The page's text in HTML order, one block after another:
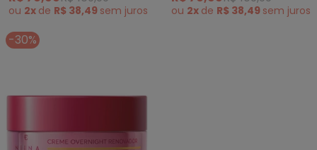
ou 2x de R$ 38,49 sem juros ou 2x de R$ 38,49 sem juros
-30%